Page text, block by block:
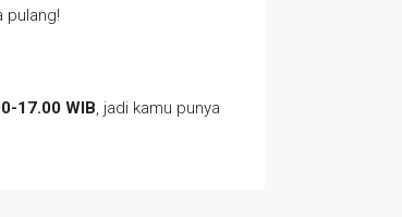
pulang!
17.00 WIB, jadi kamu punya